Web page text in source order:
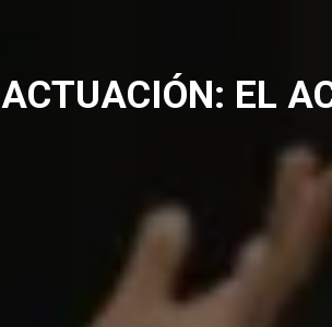
ACTUACIÓN: EL